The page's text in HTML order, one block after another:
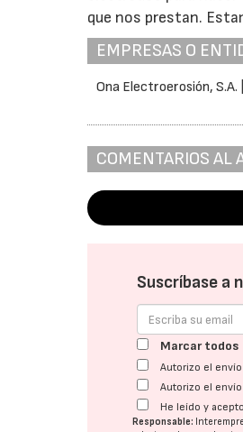
que nos prestan.
EMPRESAS O
Ona Electroerosión, S.A.
COMENTARIOS AL
Suscríbase a
Marcar todos
Autorizo el
Autorizo el
He leído y
Responsable: